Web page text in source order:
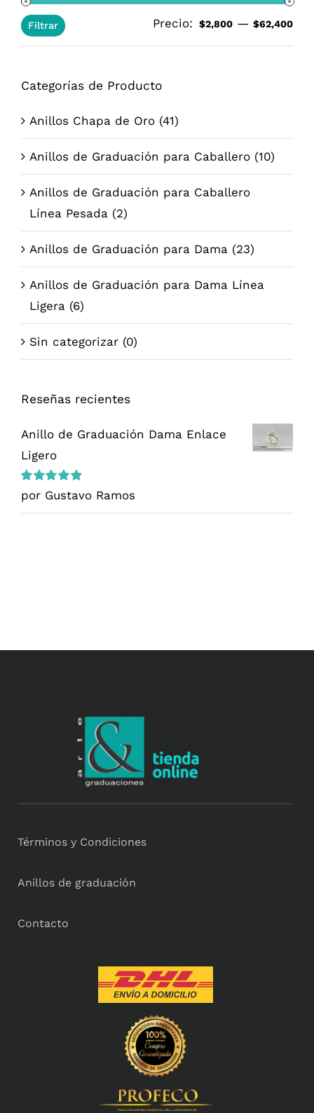
Filtrar Precio: $2,800 —$62,400
Categorías de Producto
Anillos Chapa de Oro (41)
Anillos de Graduación para Caballero (10)
Anillos de Graduación para Caballero
Línea Pesada (2)
Anillos de Graduación para Dama (23)
Anillos de Graduación para Dama Línea
Ligera (6)
Sin categorizar (0)
Reseñas recientes
Anillo de Graduación Dama Enlace
Ligero
Valorado
en
por Gustavo Ramos
Términos y Condiciones
Anillos de graduación
Contacto